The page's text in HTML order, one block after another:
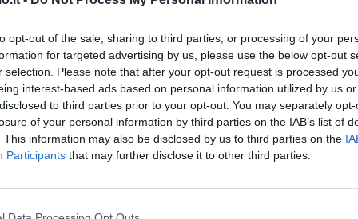
opt-out of the sale, sharing to third parties, or processing of your
for targeted advertising by us, please use the below opt-out
selection. Please note that after your opt-out request is processed
interest-based ads based on personal information utilized by us
to third parties prior to your opt-out. You may separately
of your personal information by third parties on the IAB’s list of
This information may also be disclosed by us to third parties on the
Participants that may further disclose it to other third parties.
come accaduto proprio con Corvino negli
sportivo
del Lecce sarebbe quella di
direttore sportivo dell'Hellas Verona.
Corvino, ma il dirigente ex Padova e
sul futuro.
unimminente rinnovo di